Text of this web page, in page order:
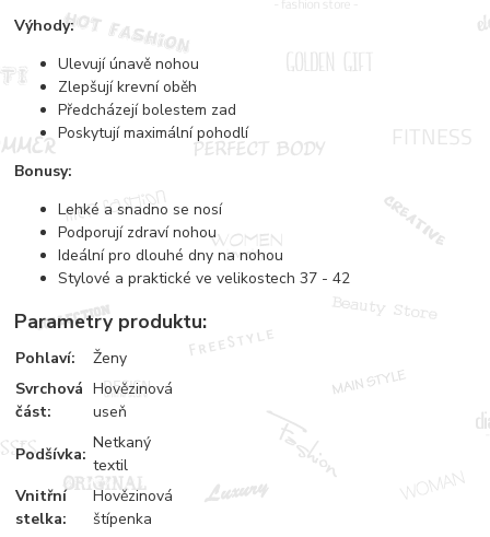
Výhody:
Ulevují únavě nohou
Zlepšují krevní oběh
Předcházejí bolestem zad
Poskytují maximální pohodlí
Bonusy:
Lehké a snadno se nosí
Podporují zdraví nohou
Ideální pro dlouhé dny na nohou
Stylové a praktické ve velikostech 37 - 42
Parametry produktu:
Pohlaví:
Ženy
Svrchová
část:
Hovězinová
useň
Podšívka:
Netkaný
textil
Vnitřní
stelka:
Hovězinová
štípenka